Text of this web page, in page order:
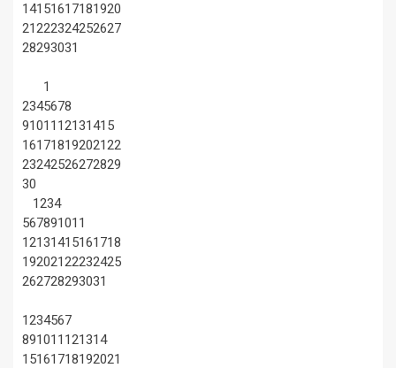
14151617181920
21222324252627
28293031
1
2345678
91011 12131415
16171819202122
23242526272829
30
1234
567891011
12131415161718
19202122232425
262728293031
1234567
891011 121314
15161718192021